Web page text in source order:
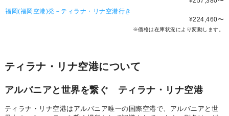
福岡(福岡空港)発－ティラナ・リナ空港行き
¥224,460〜
※価格は在庫状況により変動します。
ティラナ・リナ空港について
アルバニアと世界を繋ぐ ティラナ・リナ空港
ティラナ・リナ空港はアルバニア唯一の国際空港で、アルバニアと世